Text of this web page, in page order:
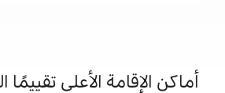
تقييمًا التي تحتوي على